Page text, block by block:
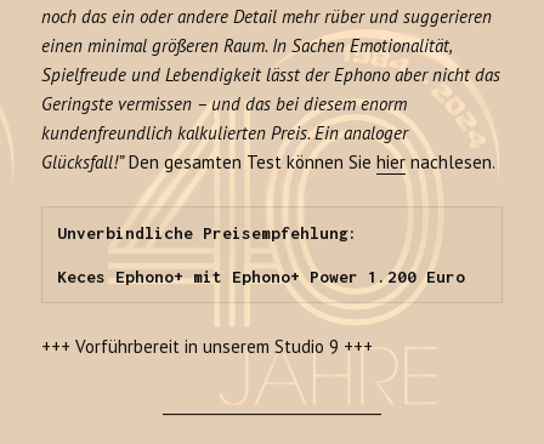
noch das ein oder andere Detail mehr rüber und suggerieren
einen minimal größeren Raum. In Sachen Emotionalität,
Spielfreude und Lebendigkeit lässt der Ephono aber nicht das
Geringste vermissen – und das bei diesem enorm
kundenfreundlich kalkulierten Preis. Ein analoger
Glücksfall!”Den gesamten Test können Siehier nachlesen.
Unverbindliche Preisempfehlung:
Keces Ephono+ mit Ephono+ Power 1.200 Euro
+++ Vorführbereit in unserem Studio 9 +++
______________________________